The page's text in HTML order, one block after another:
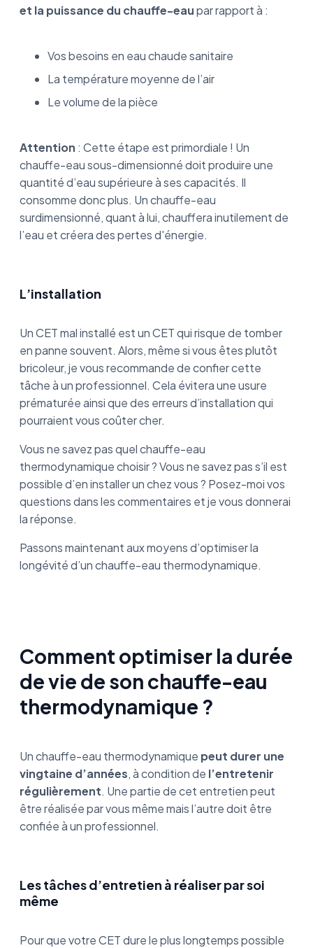
et la puissance du chauffe-eaupar rapport à :
Vos besoins en eau chaude sanitaire
La température moyenne de l’air
Le volume de la pièce
Attention : Cette étape est primordiale ! Un
chauffe-eau sous-dimensionné doit produire une
quantité d’eau supérieure à ses capacités. Il
consomme donc plus. Un chauffe-eau
surdimensionné, quant à lui, chauffera inutilement de
l’eau et créera des pertes d'énergie.
L’installation
Un CET mal installé est un CET qui risque de tomber
en panne souvent. Alors, même si vous êtes plutôt
bricoleur, je vous recommande de confier cette
tâche à un professionnel. Cela évitera une usure
prématurée ainsi que des erreurs d’installation qui
pourraient vous coûter cher.
Vous ne savez pas quel chauffe-eau
thermodynamique choisir ? Vous ne savez pas s’il est
possible d’en installer un chez vous ? Posez-moi vos
questions dans les commentaires et je vous donnerai
la réponse.
Passons maintenant aux moyens d’optimiser la
longévité d’un chauffe-eau thermodynamique.
Comment optimiser la durée
de vie de son chauffe-eau
thermodynamique ?
Un chauffe-eau thermodynamique peut durer une
vingtaine d’années, à condition de l’entretenir
régulièrement. Une partie de cet entretien peut
être réalisée par vous même mais l’autre doit être
confiée à un professionnel.
Les tâches d’entretien à réaliser par soi
même
Pour que votre CET dure le plus longtemps possible